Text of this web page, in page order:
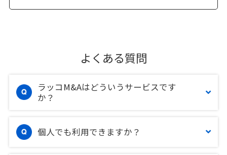
よくある質問
ラッコM&Aはどういうサービスです
か？
個人でも利用できますか？